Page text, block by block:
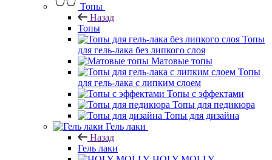
Топы
Назад
Топы
Топы
для гель-лака без липкого слоя
Матовые топы
Топы
для гель-лака с липким слоем
Топы с эффектами
Топы для педикюра
Топы для дизайна
Гель лаки
Назад
Гель лаки